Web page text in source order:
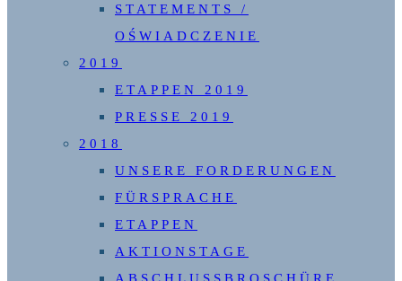
STATEMENTS /
OŚWIADCZENIE
2019
ETAPPEN 2019
PRESSE 2019
2018
UNSERE FORDERUNGEN
FÜRSPRACHE
ETAPPEN
AKTIONSTAGE